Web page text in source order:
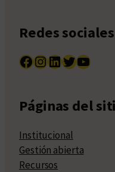
Redes sociales
Facebook InstagramLinkedIn Twitter YouTube
Páginas del
Institucional
Gestión abierta
Recursos